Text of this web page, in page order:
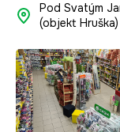
Pod Svatým
(objekt Hruška)